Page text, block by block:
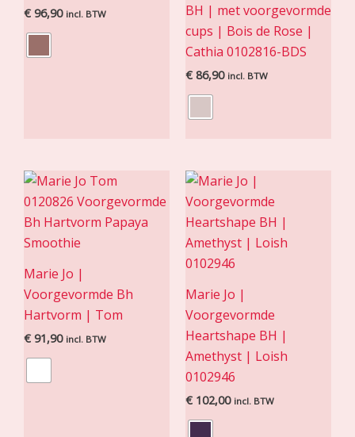
€ 96,90 incl. BTW
BH | met voorgevormde
cups | Bois de Rose |
Cathia 0102816-BDS
€ 86,90 incl. BTW
Marie Jo |
Voorgevormde Bh
Hartvorm | Tom
€ 91,90 incl. BTW
Marie Jo |
Voorgevormde
Heartshape BH |
Amethyst | Loish
0102946
€ 102,00 incl. BTW